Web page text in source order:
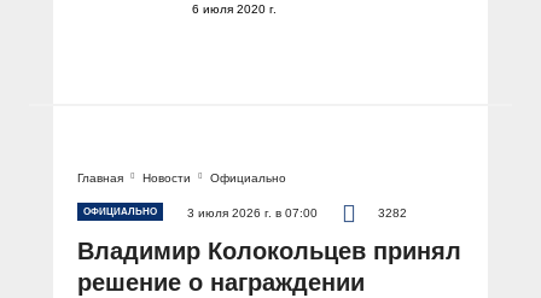
6 июля 2020 г.
Главная Новости Официально
ОФИЦИАЛЬНО 3 июля 2026 г. в 07:00 3282
Владимир Колокольцев принял
решение о награждении